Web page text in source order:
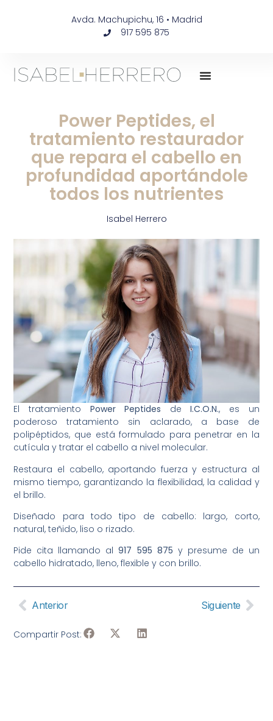
Avda. Machupichu, 16 • Madrid
917 595 875
Power Peptides, el
tratamiento restaurador
que repara el cabello en
profundidad aportándole
todos los nutrientes
Isabel Herrero
El tratamiento Power Peptides deI.C.O.N., es un
poderoso tratamiento sin aclarado, a base de
polipéptidos, que está formulado para penetrar en la
cutícula y tratar el cabello a nivel molecular.
Restaura el cabello, aportando fuerza y estructura al
mismo tiempo, garantizando la flexibilidad, la calidad y
el brillo.
Diseñado para todo tipo de cabello: largo, corto,
natural, teñido, liso o rizado.
Pide cita llamando al917 595 875 y presume de un
cabello hidratado, lleno, flexible y con brillo.
Anterior Siguiente
Compartir Post: